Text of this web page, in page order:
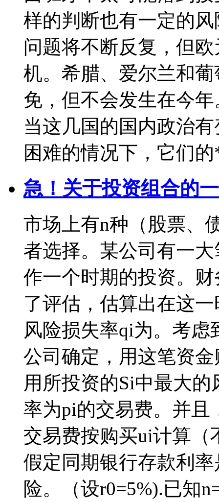
样的判断也有一定的
问题将不断反复，但
机。希腊、爱尔兰和
免，但不会发生在今
当这几国的国内政治
困难的情况下，它们
急！关于投资组合的
市场上有n种（股票、
者选择。某公司有一
作一个时期的投资。
了评估，估算出在这
风险损失率qi为。考
公司确定，用这笔资
用所投资的Si中最大
率为pi的交易费。并且
交易费按购买ui计算（
假定同期银行存款利
险。（设r0=5%).已知